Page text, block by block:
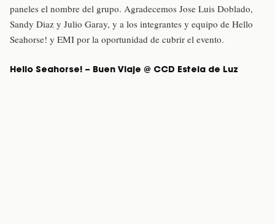
paneles el nombre del grupo. Agradecemos Jose Luis Doblado,
Sandy Diaz y Julio Garay, y a los integrantes y equipo de Hello
Seahorse! y EMI por la oportunidad de cubrir el evento.
Hello Seahorse! – Buen Viaje @ CCD Estela de Luz